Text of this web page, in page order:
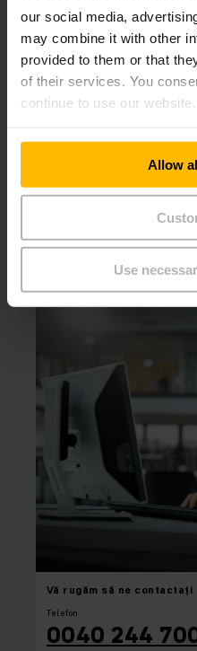
our social media,
may combine it with other
provided to them or that
of their services. You
continue to use our website.
Allow
Use
Pentru cât timp este
stivuitorist?
Ce camioane industriale
Sunați echipa
Aveți întrebări
de
Vă rugăm să ne contactați
Telefon
0040 244